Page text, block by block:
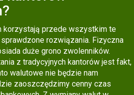
korzystają przede wszystkim te
rozwiązania. Fizyczna
duże grono zwolenników.
z tradycyjnych kantorów jest fakt,
walutowe nie będzie nam
zaoszczędzimy cenny czas